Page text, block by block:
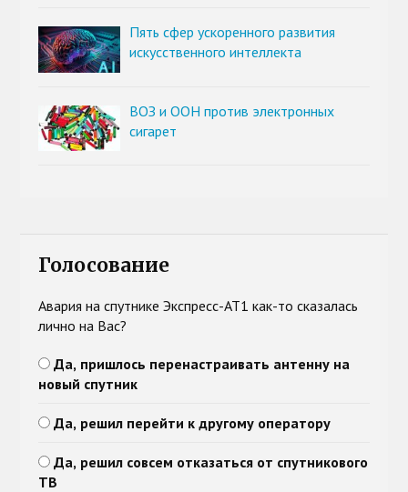
Пять сфер ускоренного развития
искусственного интеллекта
ВОЗ и ООН против электронных
сигарет
Голосование
Авария на спутнике Экспресс-АТ1 как-то сказалась
лично на Вас?
Да, пришлось перенастраивать антенну на
новый спутник
Да, решил перейти к другому оператору
Да, решил совсем отказаться от спутникового
ТВ